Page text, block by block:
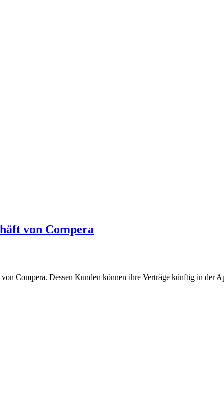
von Compera
Compera. Dessen Kunden können ihre Verträge künftig in der